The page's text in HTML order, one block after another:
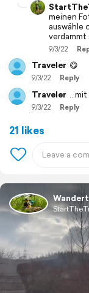
meinen
auswähle
verdammt
9/3/22
Traveler 😋
9/3/22 Reply
Traveler
9/3/22 Reply
21 likes